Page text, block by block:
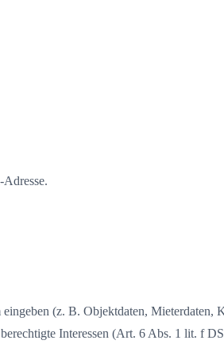
(z. B. Objektdaten, Mieterdaten,
Interessen (Art. 6 Abs. 1 lit. f